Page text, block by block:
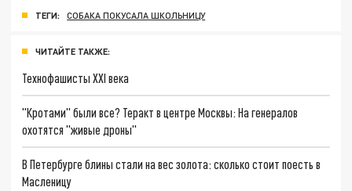
ТЕГИ: СОБАКА ПОКУСАЛА ШКОЛЬНИЦУ
ЧИТАЙТЕ ТАКЖЕ:
Технофашисты XXI века
"Кротами" были все? Теракт в центре Москвы: На генералов
охотятся "живые дроны"
В Петербурге блины стали на вес золота: сколько стоит поесть в
Масленицу